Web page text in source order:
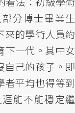
分博士畢業生
來的學術人員約
下一代。其中女
自己的孩子。即
者平均也得等到
能不能穩定繼